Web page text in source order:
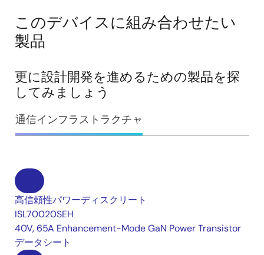
このデバイスに組み合わせたい
製品
更に設計開発を進めるための製品を探
してみましょう
通信インフラストラクチャ
高信頼性パワーディスクリート
ISL70020SEH
40V, 65A Enhancement-Mode GaN Power Transistor
データシート